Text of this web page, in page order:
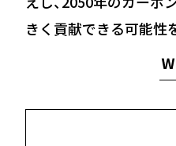
きく貢献できる可能性